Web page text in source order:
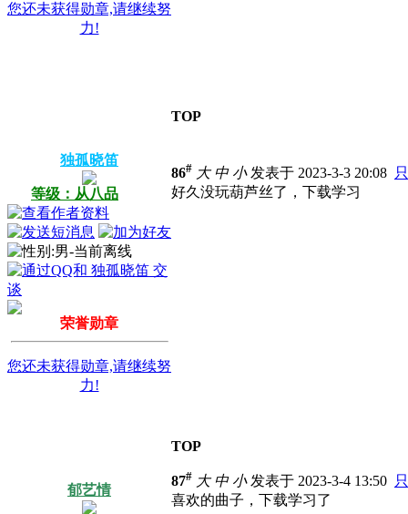
您还未获得勋章,请继续努
力!
TOP
独孤晓笛
等级：从八品
荣誉勋章
您还未获得勋章,请继续努
力!
86# 大 中 小发表于 2023-3-3 20:08
好久没玩葫芦丝了，下载学习
TOP
郁艺情
87# 大 中 小发表于 2023-3-4 13:50
喜欢的曲子，下载学习了